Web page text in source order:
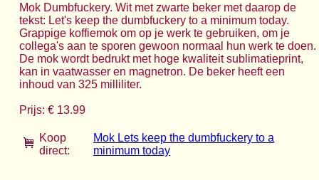
Mok Dumbfuckery. Wit met zwarte beker met daarop de
tekst: Let's keep the dumbfuckery to a minimum today.
Grappige koffiemok om op je werk te gebruiken, om je
collega's aan te sporen gewoon normaal hun werk te doen.
De mok wordt bedrukt met hoge kwaliteit sublimatieprint,
kan in vaatwasser en magnetron. De beker heeft een
inhoud van 325 milliliter.
Prijs: € 13.99
Koop
direct:
Mok Lets keep the dumbfuckery to a
minimum today